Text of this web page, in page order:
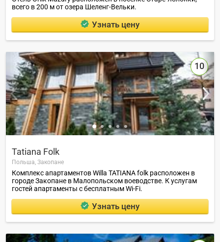
всего в 200 м от озера Шеленг-Вельки.
Узнать цену
10
Tatiana Folk
Польша, Закопане
Комплекс апартаментов Willa TATIANA folk расположен в
городе Закопане в Малопольском воеводстве. К услугам
гостей апартаменты с бесплатным Wi-Fi.
Узнать цену